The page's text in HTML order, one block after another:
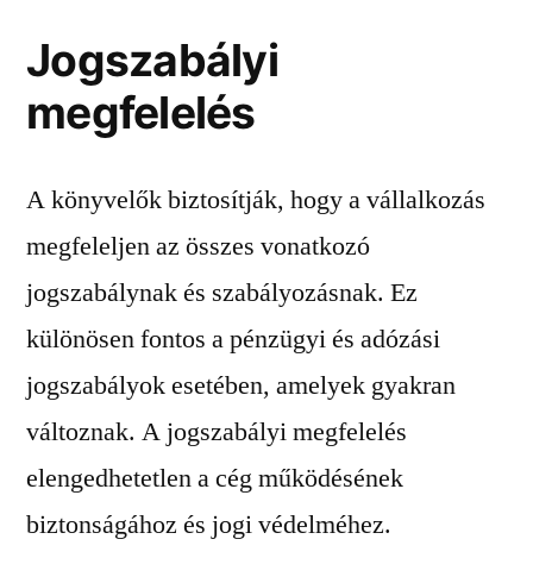
Jogszabályi
megfelelés
A könyvelők biztosítják, hogy a vállalkozás
megfeleljen az összes vonatkozó
jogszabálynak és szabályozásnak. Ez
különösen fontos a pénzügyi és adózási
jogszabályok esetében, amelyek gyakran
változnak. A jogszabályi megfelelés
elengedhetetlen a cég működésének
biztonságához és jogi védelméhez.